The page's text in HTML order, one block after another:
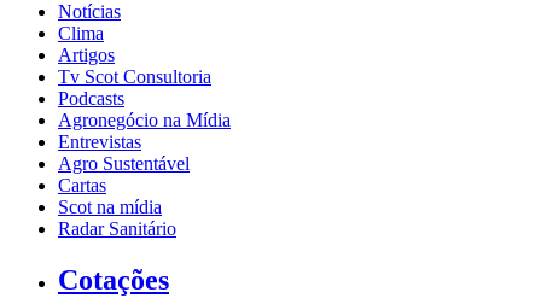
Notícias
Clima
Artigos
Tv Scot Consultoria
Podcasts
Agronegócio na Mídia
Entrevistas
Agro Sustentável
Cartas
Scot na mídia
Radar Sanitário
Cotações